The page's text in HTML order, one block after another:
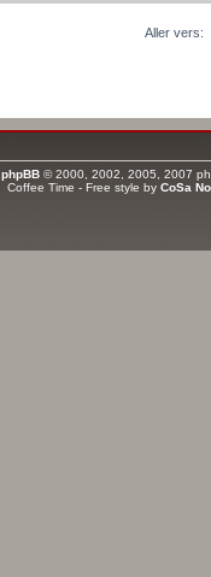
Aller vers:
phpBB© 2000, 2002, 2005, 2007
Coffee Time - Free style by CoSa